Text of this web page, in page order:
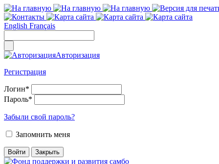
English Français
Авторизация
Регистрация
Логин*
Пароль*
Забыли свой пароль?
Запомнить меня